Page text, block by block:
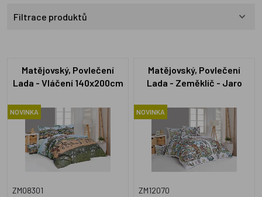
Filtrace produktů
Matějovský, Povlečení
Lada - Vláčení 140x200cm
NOVINKA
ZM08301
Matějovský, Povlečení
Lada - Zeměklíč - Jaro
NOVINKA
ZM12070